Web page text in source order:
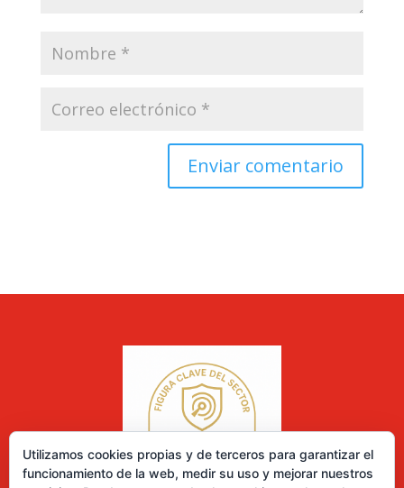
Utilizamos cookies propias y de terceros para garantizar el
funcionamiento de la web, medir su uso y mejorar nuestros